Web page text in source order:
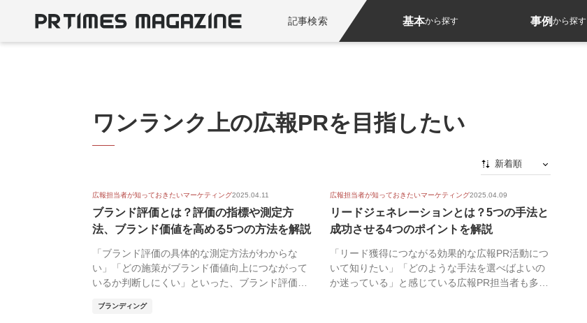
記事検索 基本から探す 事例から探す
ワンランク上の広報PRを目指したい
新着順
最初から
人気順
広報担当者が知っておきたいマーケティング2025.04.11
ブランド評価とは？評価の指標や測定方
法、ブランド価値を高める5つの方法を解説
「ブランド評価の具体的な測定方法がわからな
い」「どの施策がブランド価値向上につながって
いるか判断しにくい」といった、ブランド評価に
ブランディング
広報担当者が知っておきたいマーケティング2025.04.09
リードジェネレーションとは？5つの手法と
成功させる4つのポイントを解説
「リード獲得につながる効果的な広報PR活動につ
いて知りたい」「どのような手法を選べばよいの
か迷っている」と感じている広報PR担当者も多い